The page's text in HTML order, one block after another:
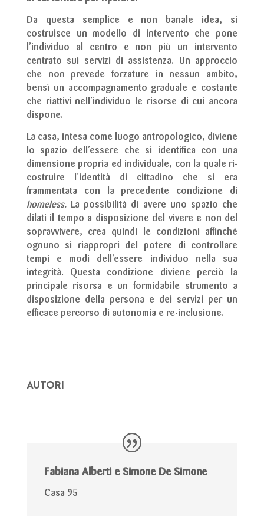
Da questa semplice e non banale idea, si
costruisce un modello di intervento che pone
l’individuo al centro e non più un intervento
centrato sui servizi di assistenza. Un approccio
che non prevede forzature in nessun ambito,
bensì un accompagnamento graduale e costante
che riattivi nell’individuo le risorse di cui ancora
dispone.
La casa, intesa come luogo antropologico, diviene
lo spazio dell’essere che si identifica con una
dimensione propria ed individuale, con la quale ri-
costruire l’identità di cittadino che si era
frammentata con la precedente condizione di
homeless.
La possibilità di avere uno spazio che
dilati il tempo a disposizione del vivere e non del
sopravvivere, crea quindi le condizioni affinché
ognuno si riappropri del potere di controllare
tempi e modi dell’essere individuo nella sua
integrità. Questa condizione diviene perciò la
principale risorsa e un formidabile strumento a
disposizione della persona e dei servizi per un
efficace percorso di autonomia e re-inclusione.
AUTORI
Fabiana Alberti e Simone De Simone
Casa 95